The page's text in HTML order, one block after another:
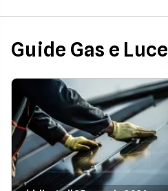
Guide Gas e Luce